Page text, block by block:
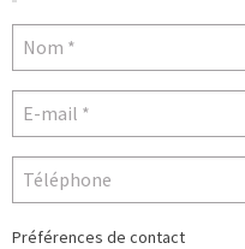
Préférences de contact